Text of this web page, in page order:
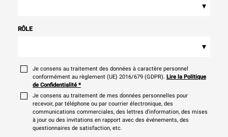
▾
RÔLE
▾
Je consens au traitement des données à caractère personnel
conformément au règlement (UE) 2016/679 (GDPR). Lire la Politique
de Confidentialité *
Je consens au traitement de mes données personnelles pour
recevoir, par téléphone ou par courrier électronique, des
communications commerciales, des lettres d'information, des mises
à jour ou des invitations en rapport avec des événements, des
questionnaires de satisfaction, etc.